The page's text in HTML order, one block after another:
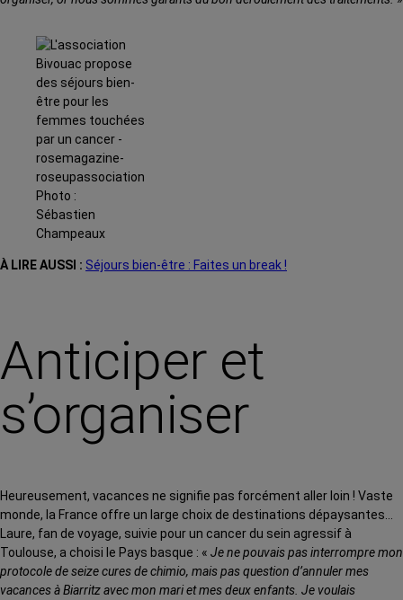
Photo :
Sébastien
Champeaux
À LIRE AUSSI : Séjours bien-être : Faites un break !
Anticiper et
s’organiser
Heureusement, vacances ne signifie pas forcément aller loin ! Vaste
monde, la France offre un large choix de destinations dépaysantes…
Laure, fan de voyage, suivie pour un cancer du sein agressif à
Toulouse, a choisi le Pays basque : « Je ne pouvais pas interrompre mon
protocole de seize cures de chimio, mais pas question d’annuler mes
vacances à Biarritz avec mon mari et mes deux enfants. Je voulais